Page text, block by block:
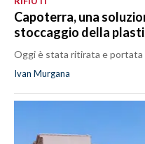
Capoterra, una
stoccaggio della
Oggi è stata ritirata e portata
Ivan Murgana